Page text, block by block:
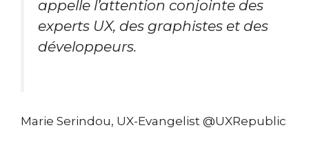
appelle l’attention conjointe des
experts UX, des graphistes et des
développeurs.
Marie Serindou, UX-Evangelist @UXRepublic